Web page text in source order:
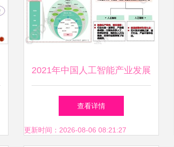
2021年中国人工智能产业发展
趋势,13页pdf
查看详情
更新时间：2026-08-06 08:21:27